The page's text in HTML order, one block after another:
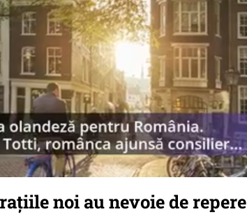
noi au nevoie de repere